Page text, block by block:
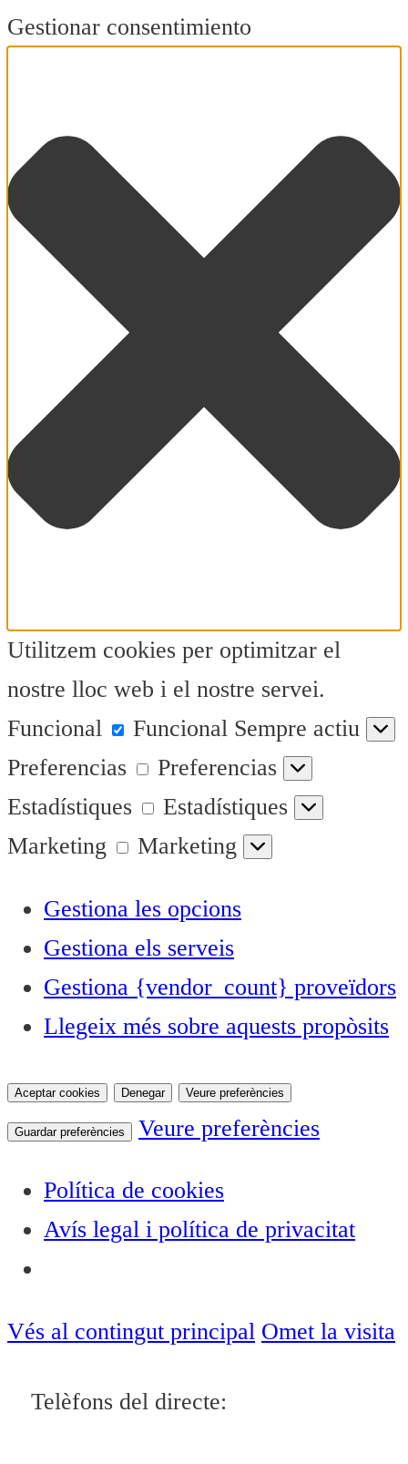
Gestionar consentimiento
Utilitzem cookies per optimitzar el
nostre lloc web i el nostre servei.
Funcional
Funcional Sempre actiu
Preferencias
Preferencias
Estadístiques
Estadístiques
Marketing
Marketing
Gestiona les opcions
Gestiona els serveis
Gestiona {vendor_count} proveïdors
Llegeix més sobre aquests propòsits
Aceptar cookies Denegar Veure preferències
Guardar preferències Veure preferències
Política de cookies
Avís legal i política de privacitat
Vés al contingut principal Omet la visita
Telèfons del directe:
ACTUALITAT
OCI